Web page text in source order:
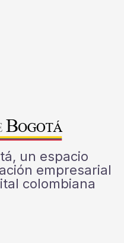
un espacio
empresarial
colombiana